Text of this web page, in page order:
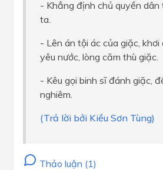
- Khẳng định chủ quyền dân
ta.
- Lên án tội ác của giặc,
yêu nước, lòng căm thù giặc.
- Kêu gọi binh sĩ đánh giặc,
nghiêm.
(Trả lời bởi Kiều Sơn Tùng)
Thảo luận (1)